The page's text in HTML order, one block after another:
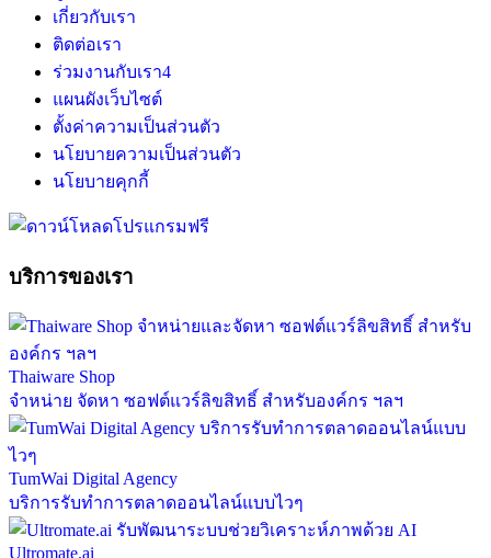
เกี่ยวกับเรา
ติดต่อเรา
ร่วมงานกับเรา4
แผนผังเว็บไซต์
ตั้งค่าความเป็นส่วนตัว
นโยบายความเป็นส่วนตัว
นโยบายคุกกี้
บริการของเรา
Thaiware Shop
จำหน่าย จัดหา ซอฟต์แวร์ลิขสิทธิ์ สำหรับองค์กร ฯลฯ
TumWai Digital Agency
บริการรับทำการตลาดออนไลน์แบบไวๆ
Ultromate.ai